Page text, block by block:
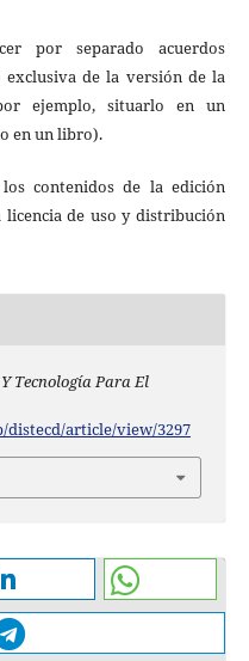
por separado acuerdos
de la versión de la
ejemplo, situarlo en un
en un libro).
contenidos de la edición
de uso y distribución
Tecnología Para El
article/view/3297